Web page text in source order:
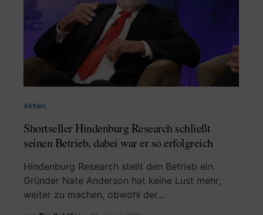
Aktien
Shortseller Hindenburg Research schließt
seinen Betrieb, dabei war er so erfolgreich
Hindenburg Research stellt den Betrieb ein.
Gründer Nate Anderson hat keine Lust mehr,
weiter zu machen, obwohl der…